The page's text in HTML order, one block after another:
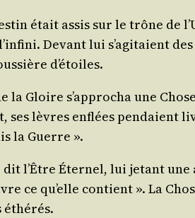
était assis sur le trône de
Devant lui s’a­gi­taient des
d’étoiles.
la Gloire s’ap­pro­cha une
ses lèvres enflées pen­daient
la Guerre ».
dit l’Être Éter­nel, lui jetant
ce qu’elle contient ». La
éthérés.